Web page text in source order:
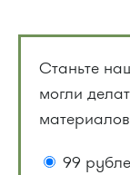
Станьте
могли
99